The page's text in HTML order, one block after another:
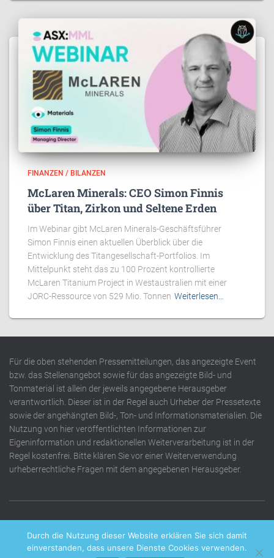
FINANZEN / BILANZEN
McLaren Minerals: CEO Simon Finnis
über Titan, Zirkon und Seltene Erden
Im Webinar gibt McLaren Minerals-Geschäftsführer
Simon Finnis einen aktuellen Überblick über die
Entwicklung des Titangesellschaft-Portfolios. Im
Mittelpunkt steht das zu 100 Prozent kontrollierte
McLaren Titanium Project in Westaustralien mit einer
JORC-Ressource von 529 Mio. Tonnen Weiterlesen…
Für die oben stehenden Pressemitteilungen, das angezeigte Event
bzw. das Stellenangebot sowie für das angezeigte Bild- und
Tonmaterial ist allein der jeweils angegebene Herausgeber
verantwortlich. Dieser ist in der Regel auch Urheber der Pressetexte
sowie der angehängten Bild-, Ton- und Informationsmaterialien. Die
Nutzung von hier veröffentlichten Informationen zur
Eigeninformation und redaktionellen Weiterverarbeitung ist in der
Regel kostenfrei. Bitte klären Sie vor einer Weiterverwendung
urheberrechtliche Fragen mit dem angegebenen Herausgeber.
Durch die Nutzung dieser Website erklären Sie sich damit
einverstanden, dass unsere Dienste Cookies verwenden.